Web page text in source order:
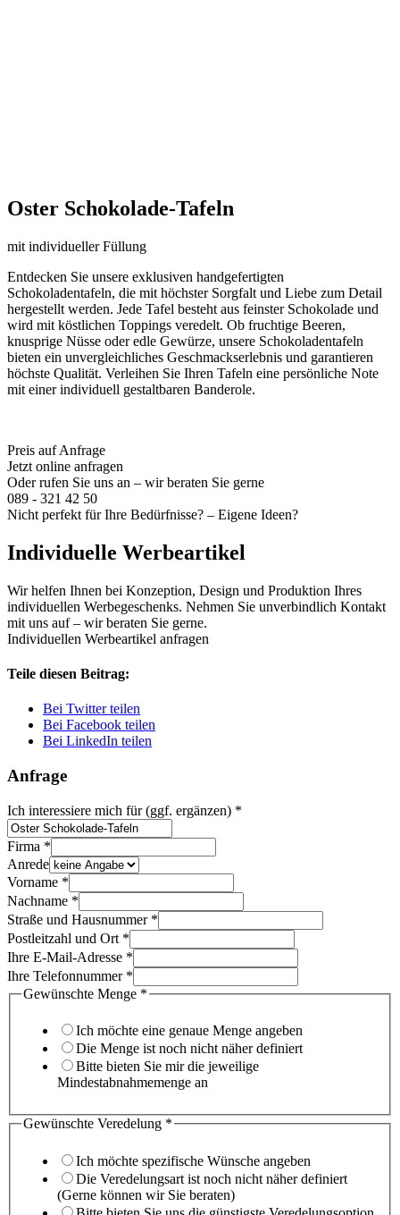
Oster Schokolade-Tafeln
mit individueller Füllung
Entdecken Sie unsere exklusiven handgefertigten
Schokoladentafeln, die mit höchster Sorgfalt und Liebe zum Detail
hergestellt werden. Jede Tafel besteht aus feinster Schokolade und
wird mit köstlichen Toppings veredelt. Ob fruchtige Beeren,
knusprige Nüsse oder edle Gewürze, unsere Schokoladentafeln
bieten ein unvergleichliches Geschmackserlebnis und garantieren
höchste Qualität. Verleihen Sie Ihren Tafeln eine persönliche Note
mit einer individuell gestaltbaren Banderole.
Preis auf Anfrage
Jetzt online anfragen
Oder rufen Sie uns an – wir beraten Sie gerne
089 - 321 42 50
Nicht perfekt für Ihre Bedürfnisse? – Eigene Ideen?
Individuelle Werbeartikel
Wir helfen Ihnen bei Konzeption, Design und Produktion Ihres
individuellen Werbegeschenks. Nehmen Sie unverbindlich Kontakt
mit uns auf – wir beraten Sie gerne.
Individuellen Werbeartikel anfragen
Teile diesen Beitrag:
Bei Twitter teilen
Bei Facebook teilen
Bei LinkedIn teilen
Anfrage
Ich interessiere mich für (ggf. ergänzen) *
Firma *
Anrede
Vorname *
Nachname *
Straße und Hausnummer *
Postleitzahl und Ort *
Ihre E-Mail-Adresse *
Ihre Telefonnummer *
Gewünschte Menge *
Ich möchte eine genaue Menge angeben
Die Menge ist noch nicht näher definiert
Bitte bieten Sie mir die jeweilige
Mindestabnahmemenge an
Sie
Gewünschte
Gewünschte Veredelung *
Ich möchte spezifische Wünsche angeben
Die Veredelungsart ist noch nicht näher definiert
(Gerne können wir Sie beraten)